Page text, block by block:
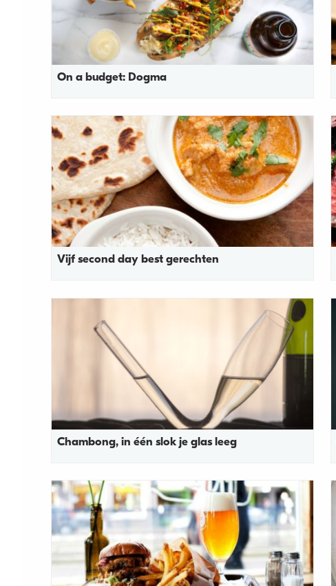
On a budget: Dogma
Vijf second day best gerechten
Chambong, in één slok je glas leeg